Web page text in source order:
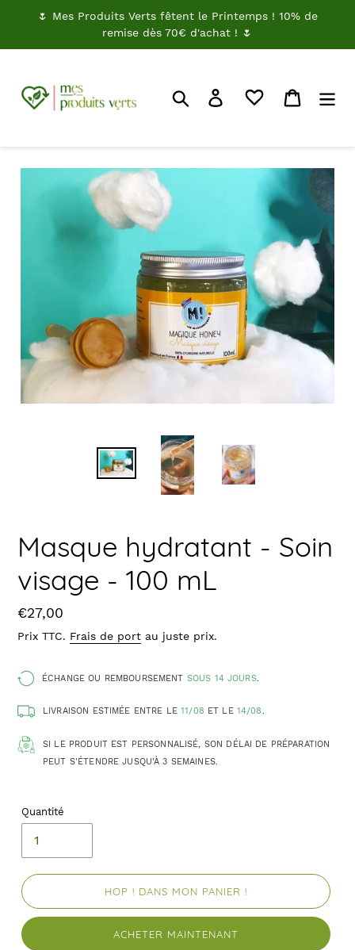
🌷 Mes Produits Verts fêtent le Printemps ! 10% de
remise dès 70€ d'achat ! 🌷
RechercherJe me connectePanier
Masque hydratant - Soin
visage - 100 mL
Prix
€27,00
Prix TTC. Frais de port au juste prix.
ÉCHANGE OU REMBOURSEMENT SOUS 14 JOURS.
LIVRAISON ESTIMÉE ENTRE LE11/08 ET LE 14/08.
SI LE PRODUIT EST PERSONNALISÉ, SON DÉLAI DE PRÉPARATION
PEUT S'ÉTENDRE JUSQU'À 3 SEMAINES.
Quantité
HOP ! DANS MON PANIER !
ACHETER MAINTENANT